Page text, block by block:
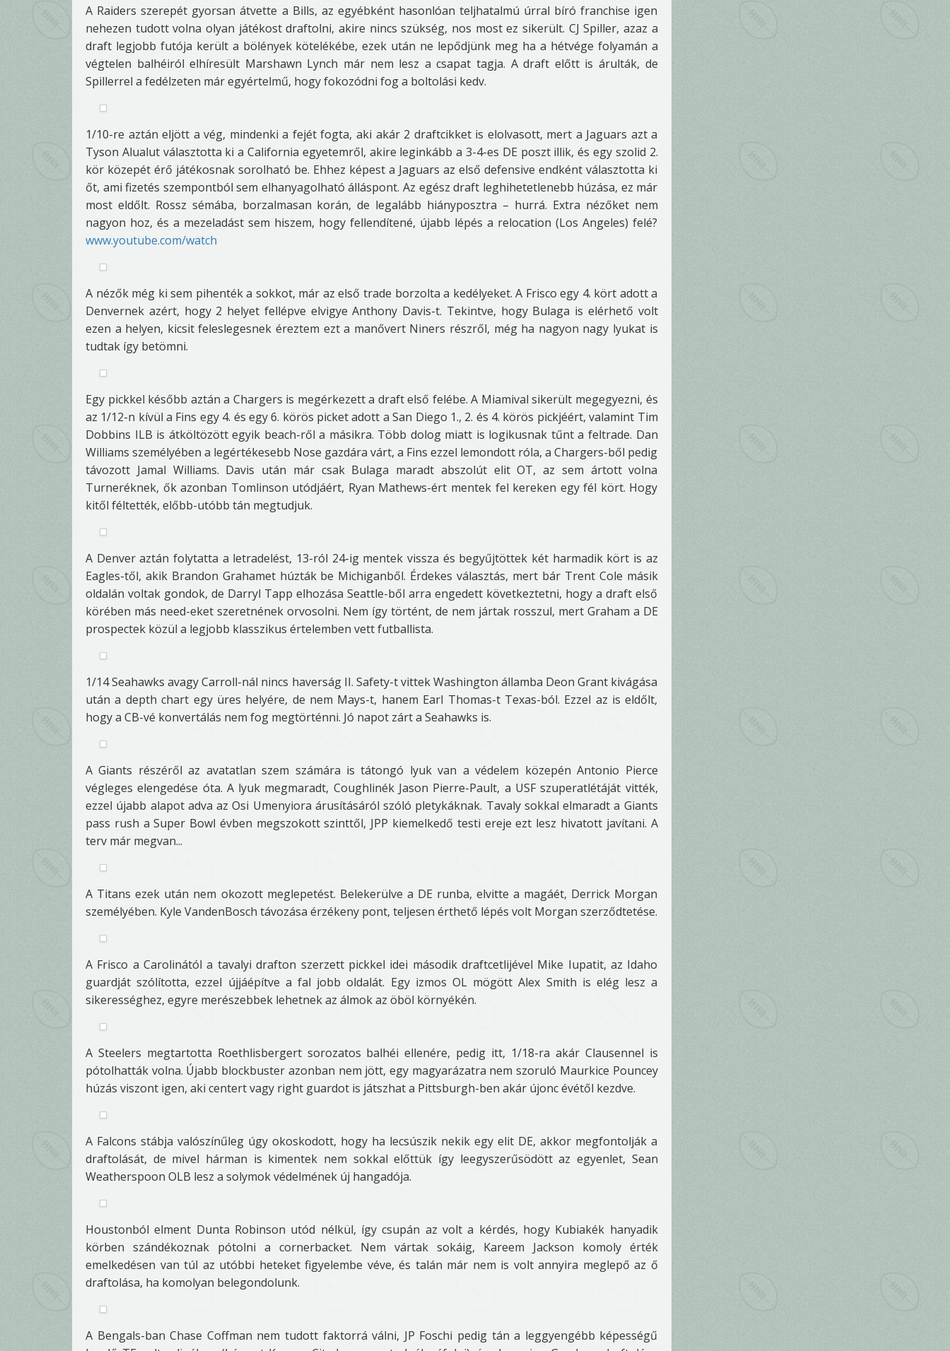
A Raiders szerepét gyorsan átvette a Bills, az egyébként hasonlóan teljhatalmú úrral bíró franchise igen
nehezen tudott volna olyan játékost draftolni, akire nincs szükség, nos most ez sikerült. CJ Spiller, azaz a
draft legjobb futója került a bölények kötelékébe, ezek után ne lepődjünk meg ha a hétvége folyamán a
végtelen balhéiról elhíresült Marshawn Lynch már nem lesz a csapat tagja. A draft előtt is árulták, de
Spillerrel a fedélzeten már egyértelmű, hogy fokozódni fog a boltolási kedv.
1/10-re aztán eljött a vég, mindenki a fejét fogta, aki akár 2 draftcikket is elolvasott, mert a Jaguars azt a
Tyson Alualut választotta ki a California egyetemről, akire leginkább a 3-4-es DE poszt illik, és egy szolid 2.
kör közepét érő játékosnak sorolható be. Ehhez képest a Jaguars az első defensive endként választotta ki
őt, ami fizetés szempontból sem elhanyagolható álláspont. Az egész draft leghihetetlenebb húzása, ez már
most eldőlt. Rossz sémába, borzalmasan korán, de legalább hiányposztra – hurrá. Extra nézőket nem
nagyon hoz, és a mezeladást sem hiszem, hogy fellendítené, újabb lépés a relocation (Los Angeles) felé?
www.youtube.com/watch
A nézők még ki sem pihenték a sokkot, már az első trade borzolta a kedélyeket. A Frisco egy 4. kört adott a
Denvernek azért, hogy 2 helyet fellépve elvigye Anthony Davis-t. Tekintve, hogy Bulaga is elérhető volt
ezen a helyen, kicsit feleslegesnek éreztem ezt a manővert Niners részről, még ha nagyon nagy lyukat is
tudtak így betömni.
Egy pickkel később aztán a Chargers is megérkezett a draft első felébe. A Miamival sikerült megegyezni, és
az 1/12-n kívül a Fins egy 4. és egy 6. körös picket adott a San Diego 1., 2. és 4. körös pickjéért, valamint Tim
Dobbins ILB is átköltözött egyik beach-ről a másikra. Több dolog miatt is logikusnak tűnt a feltrade. Dan
Williams személyében a legértékesebb Nose gazdára várt, a Fins ezzel lemondott róla, a Chargers-ből pedig
távozott Jamal Williams. Davis után már csak Bulaga maradt abszolút elit OT, az sem ártott volna
Turneréknek, ők azonban Tomlinson utódjáért, Ryan Mathews-ért mentek fel kereken egy fél kört. Hogy
kitől féltették, előbb-utóbb tán megtudjuk.
A Denver aztán folytatta a letradelést, 13-ról 24-ig mentek vissza és begyűjtöttek két harmadik kört is az
Eagles-től, akik Brandon Grahamet húzták be Michiganből. Érdekes választás, mert bár Trent Cole másik
oldalán voltak gondok, de Darryl Tapp elhozása Seattle-ből arra engedett következtetni, hogy a draft első
körében más need-eket szeretnének orvosolni. Nem így történt, de nem jártak rosszul, mert Graham a DE
prospectek közül a legjobb klasszikus értelemben vett futballista.
1/14 Seahawks avagy Carroll-nál nincs haverság II. Safety-t vittek Washington államba Deon Grant kivágása
után a depth chart egy üres helyére, de nem Mays-t, hanem Earl Thomas-t Texas-ból. Ezzel az is eldőlt,
hogy a CB-vé konvertálás nem fog megtörténni. Jó napot zárt a Seahawks is.
A Giants részéről az avatatlan szem számára is tátongó lyuk van a védelem közepén Antonio Pierce
végleges elengedése óta. A lyuk megmaradt, Coughlinék Jason Pierre-Pault, a USF szuperatlétáját vitték,
ezzel újabb alapot adva az Osi Umenyiora árusításáról szóló pletykáknak. Tavaly sokkal elmaradt a Giants
pass rush a Super Bowl évben megszokott szinttől, JPP kiemelkedő testi ereje ezt lesz hivatott javítani. A
terv már megvan...
A Titans ezek után nem okozott meglepetést. Belekerülve a DE runba, elvitte a magáét, Derrick Morgan
személyében. Kyle VandenBosch távozása érzékeny pont, teljesen érthető lépés volt Morgan szerződtetése.
A Frisco a Carolinától a tavalyi drafton szerzett pickkel idei második draftcetlijével Mike Iupatit, az Idaho
guardját szólította, ezzel újjáépítve a fal jobb oldalát. Egy izmos OL mögött Alex Smith is elég lesz a
sikerességhez, egyre merészebbek lehetnek az álmok az öböl környékén.
A Steelers megtartotta Roethlisbergert sorozatos balhéi ellenére, pedig itt, 1/18-ra akár Clausennel is
pótolhatták volna. Újabb blockbuster azonban nem jött, egy magyarázatra nem szoruló Maurkice Pouncey
húzás viszont igen, aki centert vagy right guardot is játszhat a Pittsburgh-ben akár újonc évétől kezdve.
A Falcons stábja valószínűleg úgy okoskodott, hogy ha lecsúszik nekik egy elit DE, akkor megfontolják a
draftolását, de mivel hárman is kimentek nem sokkal előttük így leegyszerűsödött az egyenlet, Sean
Weatherspoon OLB lesz a solymok védelmének új hangadója.
Houstonból elment Dunta Robinson utód nélkül, így csupán az volt a kérdés, hogy Kubiakék hanyadik
körben szándékoznak pótolni a cornerbacket. Nem vártak sokáig, Kareem Jackson komoly érték
emelkedésen van túl az utóbbi heteket figyelembe véve, és talán már nem is volt annyira meglepő az ő
draftolása, ha komolyan belegondolunk.
A Bengals-ban Chase Coffman nem tudott faktorrá válni, JP Foschi pedig tán a leggyengébb képességű